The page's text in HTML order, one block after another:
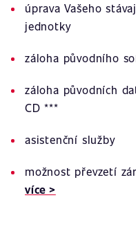
úprava Vašeho
jednotky
záloha původního
záloha původních
CD ***
asistenční služby
možnost převzetí
více >